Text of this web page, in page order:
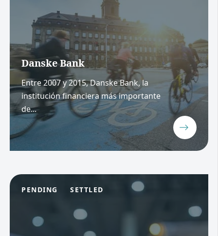
Danske Bank
Entre 2007 y 2015, Danske Bank, la
institución financiera más importante
de...
PENDING SETTLED